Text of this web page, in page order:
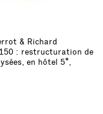
& Richard
: restructuration de
en hôtel 5*,